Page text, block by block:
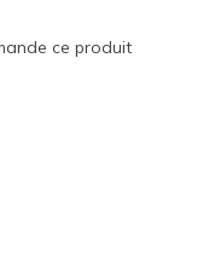
ce produit